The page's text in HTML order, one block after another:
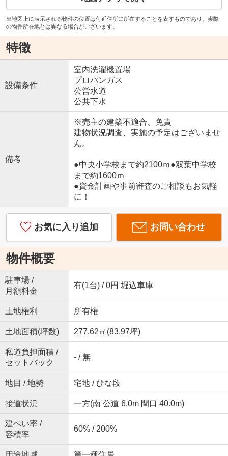
※地図上に表示される物件の位置は付近住所に所在することを表すものであり、実際
の物件所在地とは異なる場合がございます。
特徴
設備条件
室内洗濯機置場
プロパンガス
公営水道
公共下水
備考
※売主の建築不適合、免責
建物状況調査、実施の予定はございませ
ん。
●中央小学校まで約2100ｍ●双葉中学校
まで約1600ｍ
●資金計画や事前審査のご相談もお気軽
に！
お気に入り追加 お問い合わせ
物件概要
駐車場 /
月額料金
有(1台) / 0円 堀込車庫
土地権利 所有権
土地面積(坪数) 277.62㎡(83.97坪)
私道負担面積 /
セットバック
- / 無
地目 / 地勢 宅地 / ひな段
接道状況 一方(南 公道 6.0m 間口 40.0m)
建ぺい率 /
容積率
60% / 200%